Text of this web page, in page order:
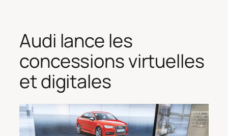
Audi lance les
concessions virtuelles
et digitales